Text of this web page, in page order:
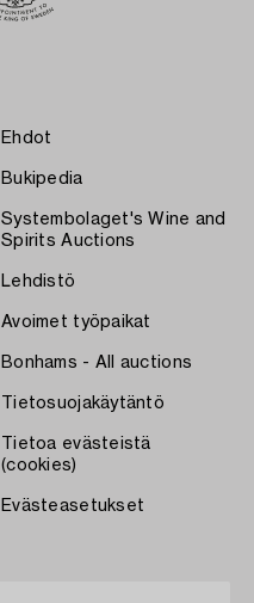
Ehdot
Bukipedia
Systembolaget's Wine and
Spirits Auctions
Lehdistö
Avoimet työpaikat
Bonhams - All auctions
Tietosuojakäytäntö
Tietoa evästeistä
(cookies)
Evästeasetukset